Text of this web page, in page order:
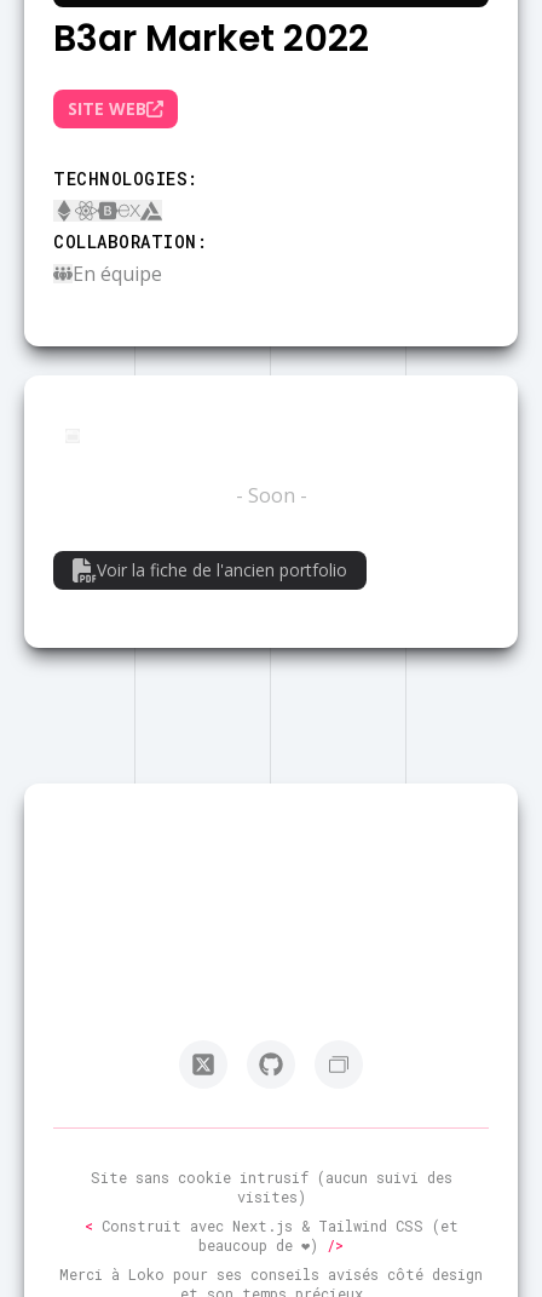
B3ar Market 2022
SITE WEB
TECHNOLOGIES :
COLLABORATION :
En équipe
- Soon -
Voir la fiche de l'ancien portfolio
Site sans cookie intrusif (aucun suivi des
visites)
< Construit avec Next.js & Tailwind CSS (et
beaucoup de ❤️)
/>
Merci à Loko pour ses conseils avisés côté design